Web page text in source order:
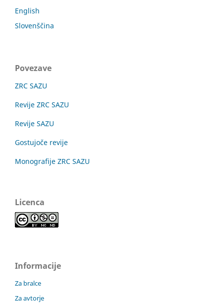
English
Slovenščina
Povezave
ZRC SAZU
Revije ZRC SAZU
Revije SAZU
Gostujoče revije
Monografije ZRC SAZU
Licenca
Informacije
Za bralce
Za avtorje